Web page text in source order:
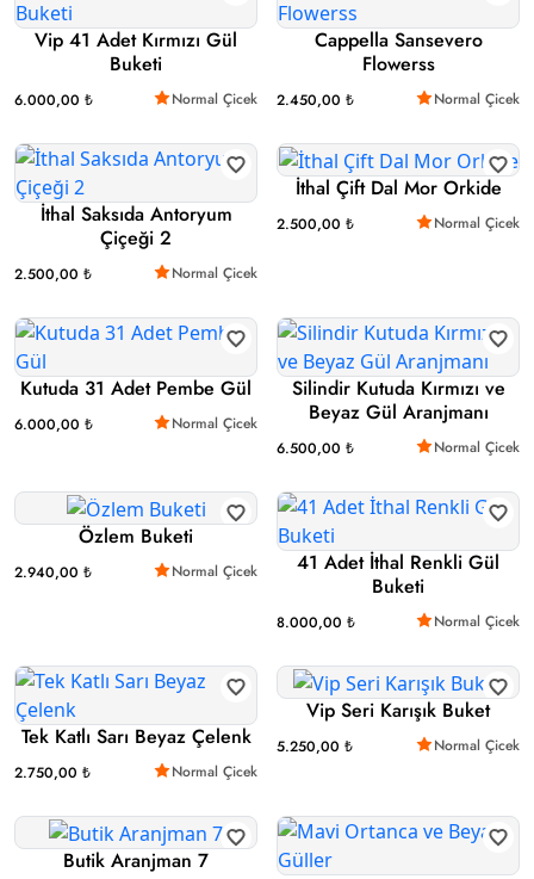
Vip 41 Adet Kırmızı Gül
Buketi
6.000,00 ₺ Normal Çicek
Cappella Sansevero
Flowerss
2.450,00 ₺ Normal Çicek
İthal Saksıda Antoryum
Çiçeği 2
2.500,00 ₺ Normal Çicek
İthal Çift Dal Mor Orkide
2.500,00 ₺ Normal Çicek
Kutuda 31 Adet Pembe Gül
6.000,00 ₺ Normal Çicek
Silindir Kutuda Kırmızı ve
Beyaz Gül Aranjmanı
6.500,00 ₺ Normal Çicek
Özlem Buketi
2.940,00 ₺ Normal Çicek
41 Adet İthal Renkli Gül
Buketi
8.000,00 ₺ Normal Çicek
Tek Katlı Sarı Beyaz Çelenk
2.750,00 ₺ Normal Çicek
Vip Seri Karışık Buket
5.250,00 ₺ Normal Çicek
Butik Aranjman 7